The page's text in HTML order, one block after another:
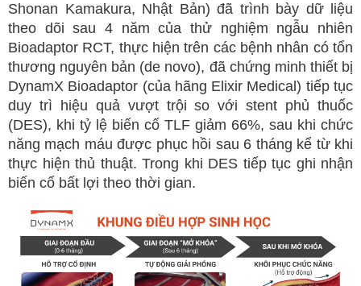
Shonan Kamakura, Nhật Bản) đã trình bày dữ liệu
theo dõi sau 4 năm của thử nghiệm ngẫu nhiên
Bioadaptor RCT, thực hiện trên các bệnh nhân có tổn
thương nguyên bản (de novo), đã chứng minh thiết bị
DynamX Bioadaptor (của hãng Elixir Medical) tiếp tục
duy trì hiệu quả vượt trội so với stent phủ thuốc
(DES), khi tỷ lệ biến cố TLF giảm 66%, sau khi chức
năng mạch máu được phục hồi sau 6 tháng kể từ khi
thực hiện thủ thuật. Trong khi DES tiếp tục ghi nhận
biến cố bất lợi theo thời gian.